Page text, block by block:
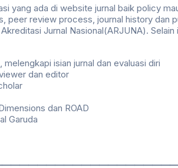
yang ada di website jurnal baik policy
peer review process, journal history dan
Jurnal Nasional(ARJUNA).
melengkapi isian jurnal dan evaluasi diri
dan editor
dan ROAD
Garuda